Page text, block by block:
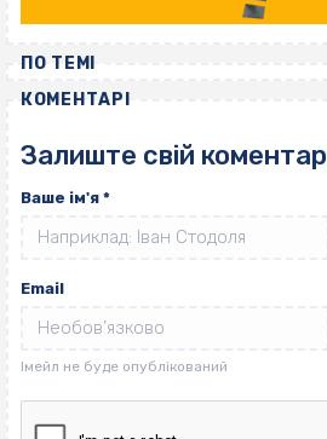
ПО ТЕМІ
КОМЕНТАРІ
Залиште свій коментар
Ваше ім'я *
Email